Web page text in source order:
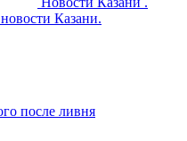
Казани.
после ливня